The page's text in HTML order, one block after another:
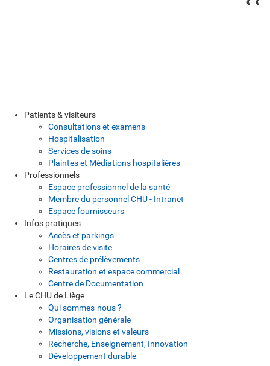
Patients & visiteurs
Consultations et examens
Hospitalisation
Services de soins
Plaintes et Médiations hospitalières
Professionnels
Espace professionnel de la santé
Membre du personnel CHU - Intranet
Espace fournisseurs
Infos pratiques
Accès et parkings
Horaires de visite
Centres de prélèvements
Restauration et espace commercial
Centre de Documentation
Le CHU de Liège
Qui sommes-nous ?
Organisation générale
Missions, visions et valeurs
Recherche, Enseignement, Innovation
Développement durable